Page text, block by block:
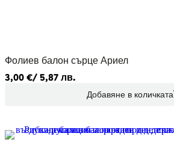
Фолиев балон сърце Ариел
3,00 €/ 5,87 лв.
Добавяне в количката